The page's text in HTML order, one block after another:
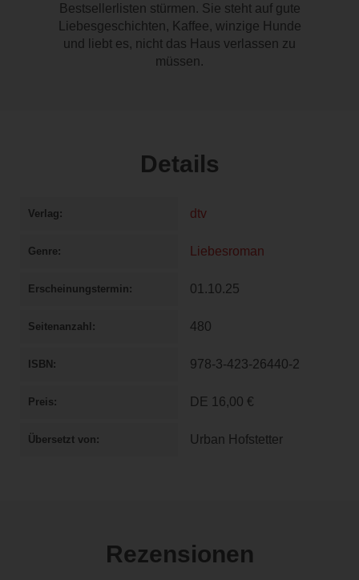
Bestsellerlisten stürmen. Sie steht auf gute
Liebesgeschichten, Kaffee, winzige Hunde
und liebt es, nicht das Haus verlassen zu
müssen.
Details
Verlag dtv
Genre Liebesroman
Erscheinungstermin 01.10.25
Seitenanzahl 480
ISBN 978-3-423-26440-2
Preis DE 16,00 €
Übersetzt von Urban Hofstetter
Rezensionen